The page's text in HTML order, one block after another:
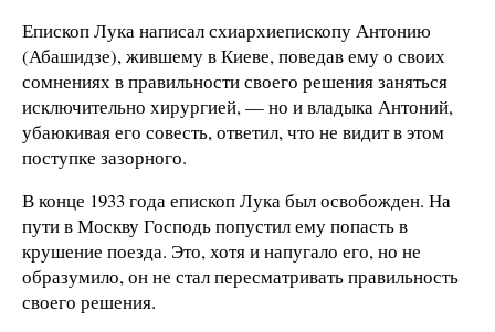
Епископ Лука написал схиархиепископу Антонию
(Абашидзе), жившему в Киеве, поведав ему о своих
сомнениях в правильности своего решения заняться
исключительно хирургией, — но и владыка Антоний,
убаюкивая его совесть, ответил, что не видит в этом
поступке зазорного.
В конце 1933 года епископ Лука был освобожден. На
пути в Москву Господь попустил ему попасть в
крушение поезда. Это, хотя и напугало его, но не
образумило, он не стал пересматривать правильность
своего решения.